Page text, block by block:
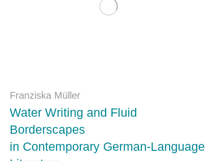
Franziska Müller
Water Writing and Fluid
Borderscapes
in Contemporary German-Language